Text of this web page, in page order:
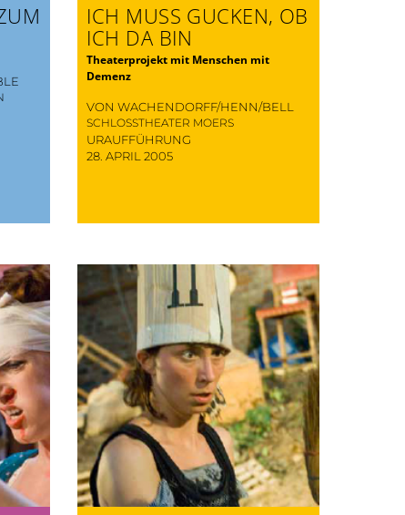
ICH MUSS GUCKEN, OB
ICH DA BIN
Theaterprojekt mit Menschen mit
Demenz
VON WACHENDORFF/HENN/BELL
SCHLOSSTHEATER MOERS
URAUFFÜHRUNG
28. APRIL 2005